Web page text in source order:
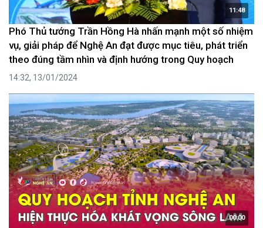
11:48
Phó Thủ tướng Trần Hồng Hà nhấn mạnh một số nhiệm
vụ, giải pháp để Nghệ An đạt được mục tiêu, phát triển
theo đúng tầm nhìn và định hướng trong Quy hoạch
14:32, 13/01/2024
00:00